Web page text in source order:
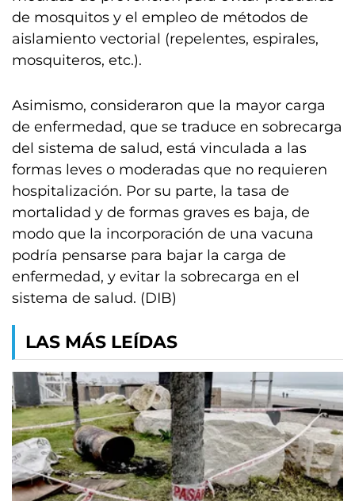
de mosquitos y el empleo de métodos de
aislamiento vectorial (repelentes, espirales,
mosquiteros, etc.).
Asimismo, consideraron que la mayor carga
de enfermedad, que se traduce en sobrecarga
del sistema de salud, está vinculada a las
formas leves o moderadas que no requieren
hospitalización. Por su parte, la tasa de
mortalidad y de formas graves es baja, de
modo que la incorporación de una vacuna
podría pensarse para bajar la carga de
enfermedad, y evitar la sobrecarga en el
sistema de salud. (DIB)
LAS MÁS LEÍDAS